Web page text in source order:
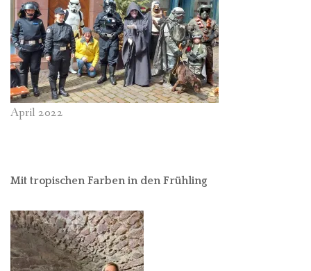
April 2022
Mit tropischen Farben in den Frühling